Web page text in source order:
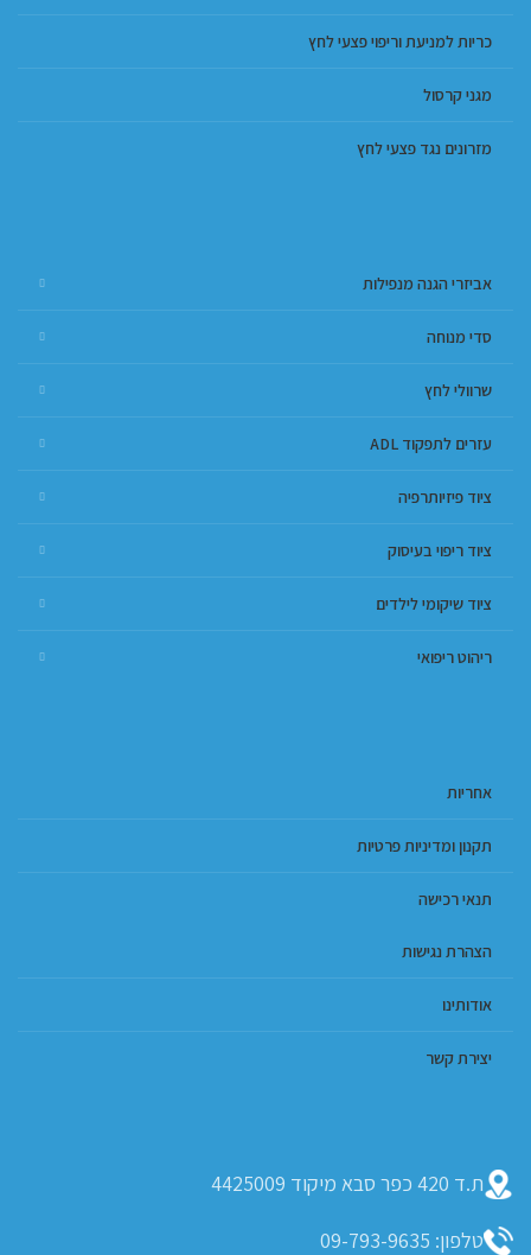
כריות למניעת וריפוי פצעי לחץ
מגני קרסול
מזרונים נגד פצעי לחץ
אביזרי הגנה מנפילות
סדי מנוחה
שרוולי לחץ
עזרים לתפקוד ADL
ציוד פיזיותרפיה
ציוד ריפוי בעיסוק
ציוד שיקומי לילדים
ריהוט ריפואי
אחריות
תקנון ומדיניות פרטיות
תנאי רכישה
הצהרת נגישות
אודותינו
יצירת קשר
ת.ד 420 כפר סבא מיקוד 4425009
טלפון: 09-793-9635